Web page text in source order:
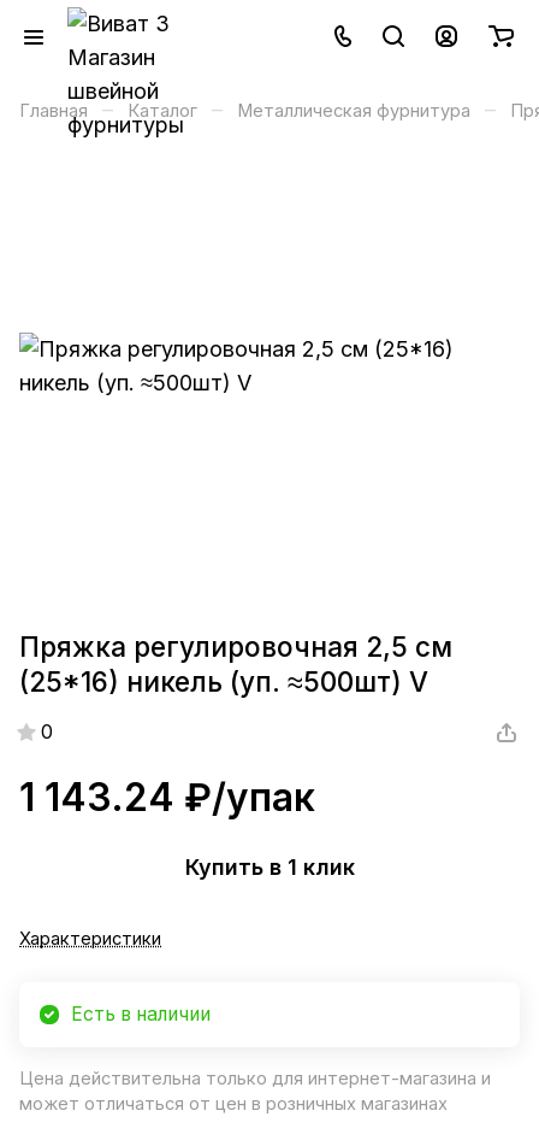
Главная – Каталог – Металлическая фурнитура –
Пряжка регулировочная 2,5 см
(25*16) никель (уп. ≈500шт) V
0
1 143.24 ₽/упак
Купить в 1 клик
Характеристики
Есть в наличии
Цена действительна только для интернет-магазина и
может отличаться от цен в розничных магазинах